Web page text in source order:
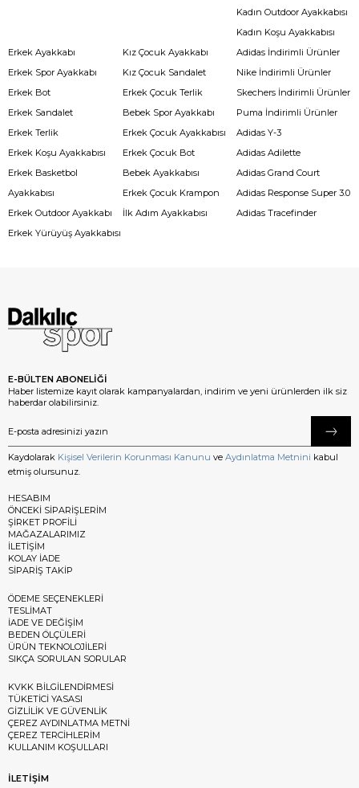
Kadın Outdoor Ayakkabısı
Kadın Koşu Ayakkabısı
Erkek Ayakkabı
Erkek Spor Ayakkabı
Erkek Bot
Erkek Sandalet
Erkek Terlik
Erkek Koşu Ayakkabısı
Erkek Basketbol
Ayakkabısı
Erkek Outdoor Ayakkabı
Erkek Yürüyüş Ayakkabısı
Kız Çocuk Ayakkabı
Kız Çocuk Sandalet
Erkek Çocuk Terlik
Bebek Spor Ayakkabı
Erkek Çocuk Ayakkabısı
Erkek Çocuk Bot
Bebek Ayakkabısı
Erkek Çocuk Krampon
İlk Adım Ayakkabısı
Adidas İndirimli Ürünler
Nike İndirimli Ürünler
Skechers İndirimli Ürünler
Puma İndirimli Ürünler
Adidas Y-3
Adidas Adilette
Adidas Grand Court
Adidas Response Super 3.0
Adidas Tracefinder
E-BÜLTEN ABONELİĞİ
Haber listemize kayıt olarak kampanyalardan, indirim ve yeni ürünlerden ilk siz
haberdar olabilirsiniz.
Kaydolarak Kişisel Verilerin Korunması Kanunu ve Aydınlatma Metnini kabul
etmiş olursunuz.
HESABIM
ÖNCEKİ SİPARİŞLERİM
ŞİRKET PROFİLİ
MAĞAZALARIMIZ
İLETİŞİM
KOLAY İADE
SİPARİŞ TAKİP
ÖDEME SEÇENEKLERİ
TESLİMAT
İADE VE DEĞİŞİM
BEDEN ÖLÇÜLERİ
ÜRÜN TEKNOLOJİLERİ
SIKÇA SORULAN SORULAR
KVKK BİLGİLENDİRMESİ
TÜKETİCİ YASASI
GİZLİLİK VE GÜVENLİK
ÇEREZ AYDINLATMA METNİ
ÇEREZ TERCİHLERİM
KULLANIM KOŞULLARI
İLETİŞİM